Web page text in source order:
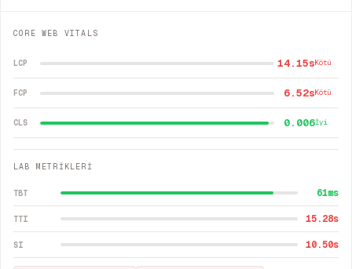
CORE WEB VITALS
LCP 14.15sKötü
FCP 6.52sKötü
CLS 0.006İyi
LAB METRİKLERİ
TBT 61ms
TTI 15.28s
SI 10.50s